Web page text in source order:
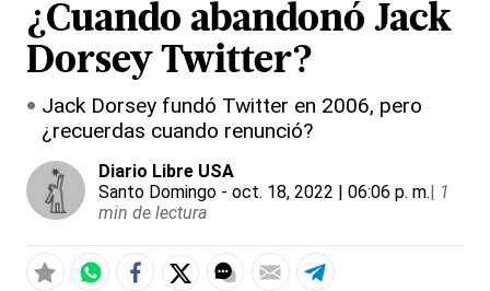
¿Cuando abandonó Jack
Dorsey Twitter?
Jack Dorsey fundó Twitter en 2006, pero
¿recuerdas cuando renunció?
Diario Libre USA
Santo Domingo - oct. 18, 2022 | 06:06 p. m.| 1
min de lectura